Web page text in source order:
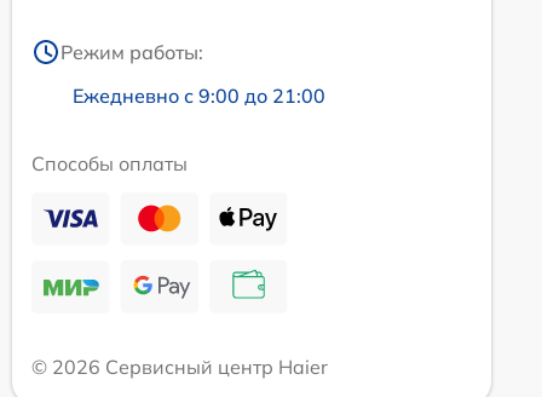
Режим работы:
Ежедневно с 9:00 до 21:00
Способы оплаты
© 2026 Сервисный центр Haier